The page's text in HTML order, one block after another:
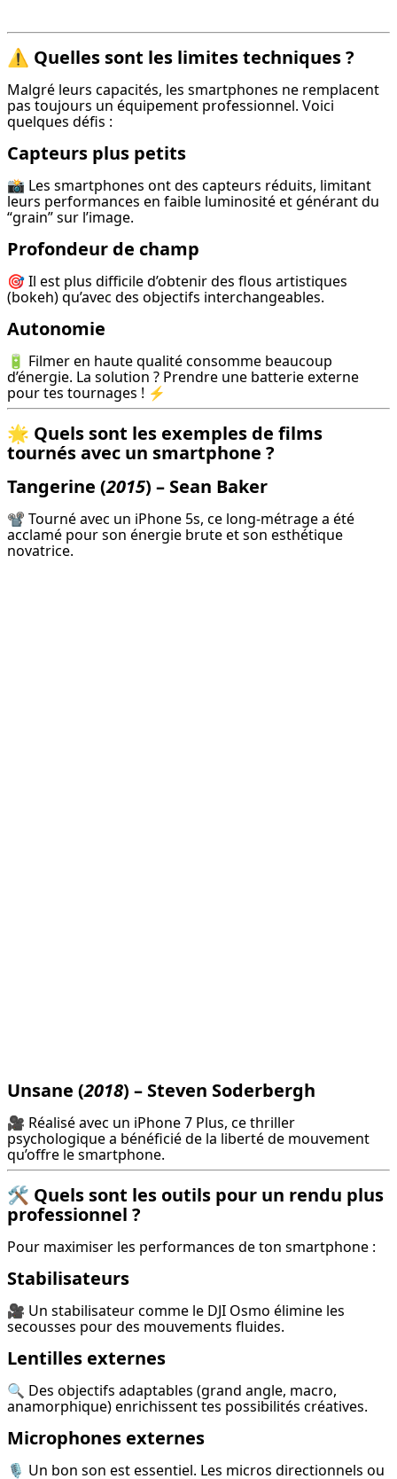
⚠️ Quelles sont les limites techniques ?
Malgré leurs capacités, les smartphones ne remplacent
pas toujours un équipement professionnel. Voici
quelques défis :
Capteurs plus petits
📸 Les smartphones ont des capteurs réduits, limitant
leurs performances en faible luminosité et générant du
“grain” sur l’image.
Profondeur de champ
🎯 Il est plus difficile d’obtenir des flous artistiques
(bokeh) qu’avec des objectifs interchangeables.
Autonomie
🔋 Filmer en haute qualité consomme beaucoup
d’énergie. La solution ? Prendre une batterie externe
pour tes tournages ! ⚡
🌟 Quels sont les exemples de films
tournés avec un smartphone ?
Tangerine (2015) – Sean Baker
📽️ Tourné avec un iPhone 5s, ce long-métrage a été
acclamé pour son énergie brute et son esthétique
novatrice.
Unsane (2018) – Steven Soderbergh
🎥 Réalisé avec un iPhone 7 Plus, ce thriller
psychologique a bénéficié de la liberté de mouvement
qu’offre le smartphone.
🛠️ Quels sont les outils pour un rendu plus
professionnel ?
Pour maximiser les performances de ton smartphone :
Stabilisateurs
🎥 Un stabilisateur comme le DJI Osmo élimine les
secousses pour des mouvements fluides.
Lentilles externes
🔍 Des objectifs adaptables (grand angle, macro,
anamorphique) enrichissent tes possibilités créatives.
Microphones externes
🎙️ Un bon son est essentiel. Les micros directionnels ou